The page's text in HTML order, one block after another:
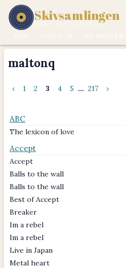
Skivsamlingen
MUSIK ÄR EN LIVSSTIL.
maltonq
‹ 1 2 3 4 5 ... 217 ›
ABC
The lexicon of love
Accept
Accept
Balls to the wall
Balls to the wall
Best of Accept
Breaker
Im a rebel
Im a rebel
Live in Japan
Metal heart